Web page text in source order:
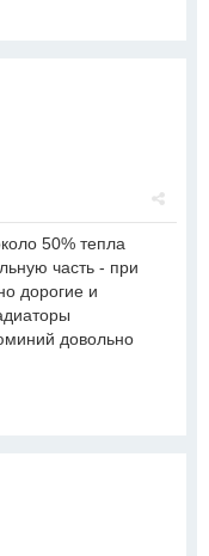
50% тепла
часть - при
дорогие и
довольно